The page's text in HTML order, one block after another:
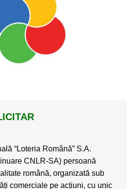
“Loteria Română” S.A.
CNLR-SA) persoană
română, organizată sub
comerciale pe acțiuni, cu unic